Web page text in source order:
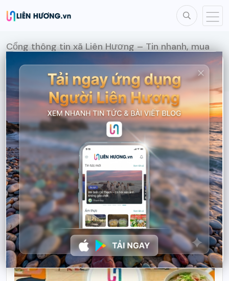
Cổng thông tin xã Liên Hương – Tin nhanh, mua
>Blog